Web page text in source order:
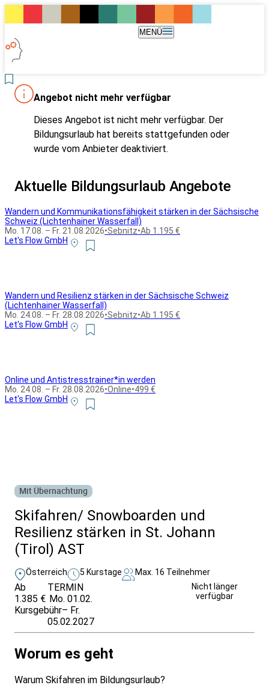
MENÜ
Angebot nicht mehr verfügbar
Dieses Angebot ist nicht mehr verfügbar. Der
Bildungsurlaub hat bereits stattgefunden oder
wurde vom Anbieter deaktiviert.
Aktuelle Bildungsurlaub Angebote
Wandern und Kommunikationsfähigkeit stärken in der Sächsische
Schweiz (Lichtenhainer Wasserfall)
Mo. 17.08. – Fr. 21.08.2026•Sebnitz•Ab 1.195 €
Let's Flow GmbH
Wandern und Resilienz stärken in der Sächsische Schweiz
(Lichtenhainer Wasserfall)
Mo. 24.08. – Fr. 28.08.2026•Sebnitz•Ab 1.195 €
Let's Flow GmbH
Online und Antistresstrainer*in werden
Mo. 24.08. – Fr. 28.08.2026•Online•499 €
Let's Flow GmbH
Mit Übernachtung
Skifahren/ Snowboarden und
Resilienz stärken in St. Johann
(Tirol) AST
Österreich 5 Kurstage Max. 16 Teilnehmer
Ab
1.385 €
Kursgebühr
TERMIN
Mo. 01.02.
– Fr.
05.02.2027
Nicht länger
verfügbar
Worum es geht
Warum Skifahren im Bildungsurlaub?